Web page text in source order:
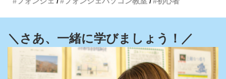
＼さあ、一緒に学びましょう！／